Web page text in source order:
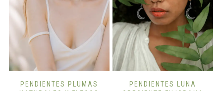
PENDIENTES PLUMAS
PENDIENTES LUNA